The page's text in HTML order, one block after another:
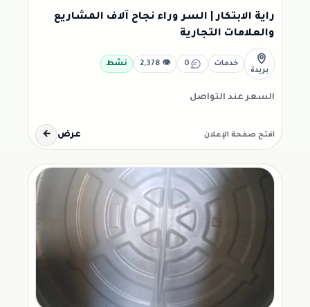
راية الابتكار | السر وراء نجاح آلاف المشاريع
والعلامات التجارية
بريدة
خدمات 0
👁 2,378 نشط
السعر عند التواصل
افتح صفحة الإعلان عرض ←